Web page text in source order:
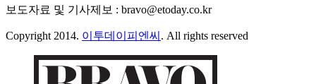
보도자료 및 기사제보 : bravo@etoday.co.kr
Copyright 2014. 이투데이피엔씨 . All rights reserved